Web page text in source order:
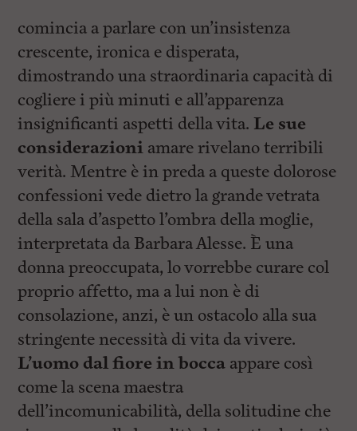
comincia a parlare con un’insistenza
crescente, ironica e disperata,
dimostrando una straordinaria capacità di
cogliere i più minuti e all’apparenza
insignificanti aspetti della vita. Le sue
considerazioni amare rivelano terribili
verità. Mentre è in preda a queste dolorose
confessioni vede dietro la grande vetrata
della sala d’aspetto l’ombra della moglie,
interpretata da Barbara Alesse. È una
donna preoccupata, lo vorrebbe curare col
proprio affetto, ma a lui non è di
consolazione, anzi, è un ostacolo alla sua
stringente necessità di vita da vivere.
L’uomo dal fiore in bocca appare così
come la scena maestra
dell’incomunicabilità, della solitudine che